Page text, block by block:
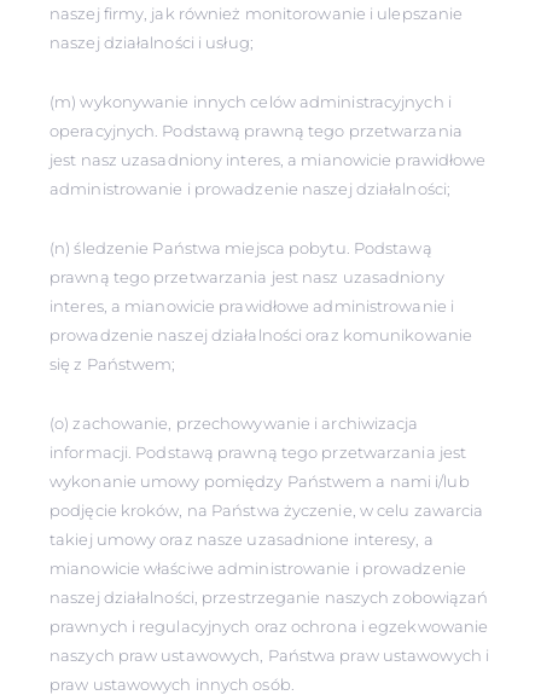
naszej firmy, jak również monitorowanie i ulepszanie
naszej działalności i usług;
(m) wykonywanie innych celów administracyjnych i
operacyjnych. Podstawą prawną tego przetwarzania
jest nasz uzasadniony interes, a mianowicie prawidłowe
administrowanie i prowadzenie naszej działalności;
(n) śledzenie Państwa miejsca pobytu. Podstawą
prawną tego przetwarzania jest nasz uzasadniony
interes, a mianowicie prawidłowe administrowanie i
prowadzenie naszej działalności oraz komunikowanie
się z Państwem;
(o) zachowanie, przechowywanie i archiwizacja
informacji. Podstawą prawną tego przetwarzania jest
wykonanie umowy pomiędzy Państwem a nami i/lub
podjęcie kroków, na Państwa życzenie, w celu zawarcia
takiej umowy oraz nasze uzasadnione interesy, a
mianowicie właściwe administrowanie i prowadzenie
naszej działalności, przestrzeganie naszych zobowiązań
prawnych i regulacyjnych oraz ochrona i egzekwowanie
naszych praw ustawowych, Państwa praw ustawowych i
praw ustawowych innych osób.